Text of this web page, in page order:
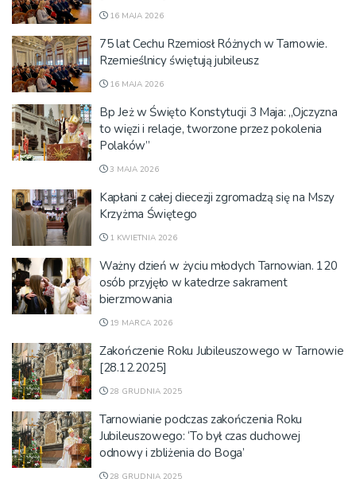
16 MAJA 2026
75 lat Cechu Rzemiosł Różnych w Tarnowie.
Rzemieślnicy świętują jubileusz
16 MAJA 2026
Bp Jeż w Święto Konstytucji 3 Maja: „Ojczyzna
to więzi i relacje, tworzone przez pokolenia
Polaków”
3 MAJA 2026
Kapłani z całej diecezji zgromadzą się na Mszy
Krzyżma Świętego
1 KWIETNIA 2026
Ważny dzień w życiu młodych Tarnowian. 120
osób przyjęło w katedrze sakrament
bierzmowania
19 MARCA 2026
Zakończenie Roku Jubileuszowego w Tarnowie
[28.12.2025]
28 GRUDNIA 2025
Tarnowianie podczas zakończenia Roku
Jubileuszowego: ‘To był czas duchowej
odnowy i zbliżenia do Boga’
28 GRUDNIA 2025